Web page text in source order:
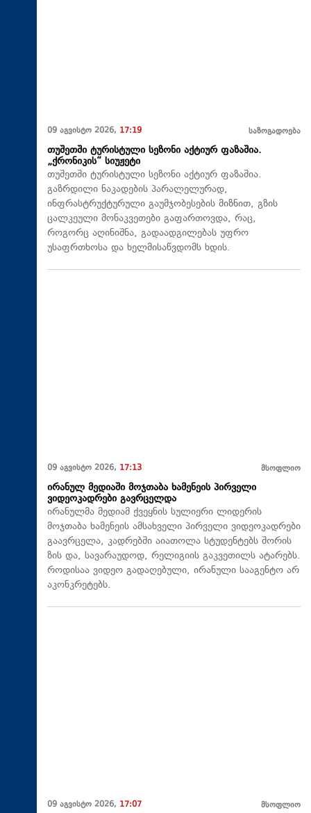
09 აგვისტო 2026, 17:19 საზოგადოება
თუშეთში ტურისტული სეზონი აქტიურ ფაზაშია.
„ქრონიკის“ სიუჟეტი
თუშეთში ტურისტული სეზონი აქტიურ ფაზაშია.
გაზრდილი ნაკადების პარალელურად,
ინფრასტრუქტურული გაუმჯობესების მიზნით, გზის
ცალკეული მონაკვეთები გაფართოვდა, რაც,
როგორც აღინიშნა, გადაადგილებას უფრო
უსაფრთხოსა და ხელმისაწვდომს ხდის.
09 აგვისტო 2026, 17:13 მსოფლიო
ირანულ მედიაში მოჯთაბა ხამენეის პირველი
ვიდეოკადრები გავრცელდა
ირანულმა მედიამ ქვეყნის სულიერი ლიდერის
მოჯთაბა ხამენეის ამსახველი პირველი ვიდეოკადრები
გაავრცელა, კადრებში აიათოლა სტუდენტებს შორის
ზის და, სავარაუდოდ, რელიგიის გაკვეთილს ატარებს.
როდისაა ვიდეო გადაღებული, ირანული სააგენტო არ
აკონკრეტებს.
09 აგვისტო 2026, 17:07 მსოფლიო